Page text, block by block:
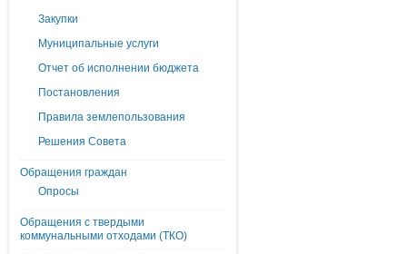
Закупки
Муниципальные услуги
Отчет об исполнении бюджета
Постановления
Правила землепользования
Решения Совета
Обращения граждан
Опросы
Обращения с твердыми
коммунальными отходами (ТКО)